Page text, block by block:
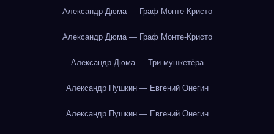
Александр Дюма — Граф Монте-Кристо
Александр Дюма — Граф Монте-Кристо
Александр Дюма — Три мушкетёра
Александр Пушкин — Евгений Онегин
Александр Пушкин — Евгений Онегин